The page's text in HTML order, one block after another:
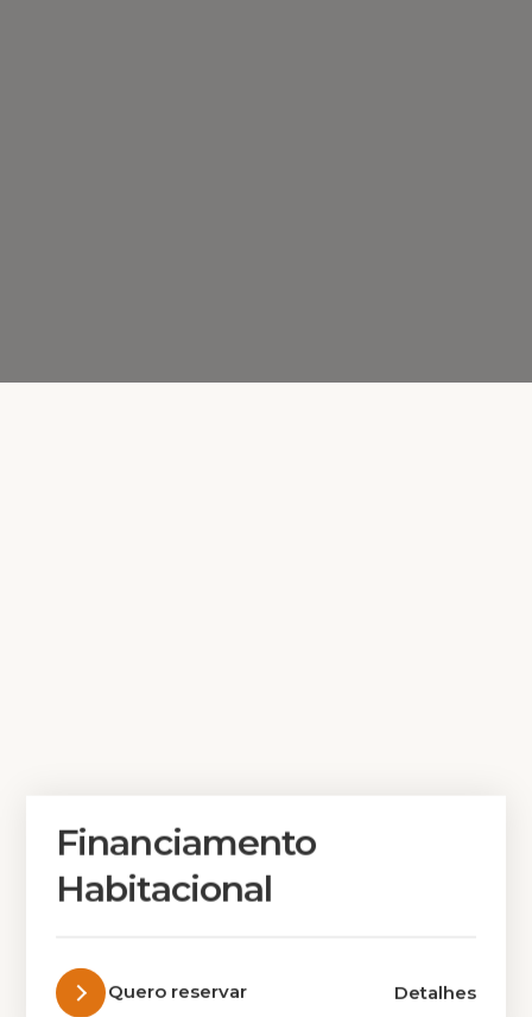
Financiamento
Habitacional
Quero reservar Detalhes